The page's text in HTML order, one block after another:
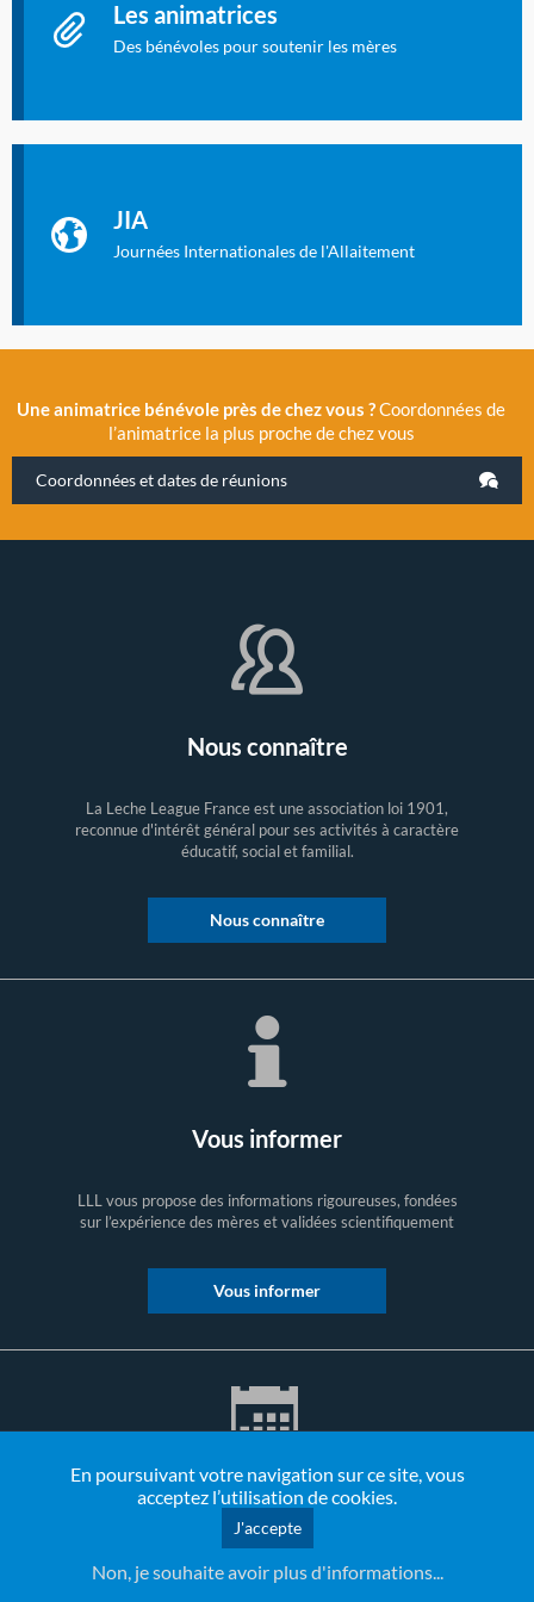
En poursuivant votre navigation sur ce site, vous
acceptez l’utilisation de cookies.
J'accepte
Non, je souhaite avoir plus d'informations...
Les animatrices
Des bénévoles pour soutenir les mères
JIA
Journées Internationales de l'Allaitement
2019 la 11e Journée Internationale de l’Allaitement, un
évènement exceptionnel organisé par LLL France.
Une animatrice bénévole près de chez vous ?Coordonnées de
l’animatrice la plus proche de chez vous
Coordonnées et dates de réunions
Nous connaître
La Leche League France est une association loi 1901,
reconnue d'intérêt général pour ses activités à caractère
éducatif, social et familial.
Nous connaître
Vous informer
LLL vous propose des informations rigoureuses, fondées
sur l’expérience des mères et validées scientifiquement
Vous informer
Nos réunions
Les réunions sont ouvertes à tous ceux qui sont intéressés